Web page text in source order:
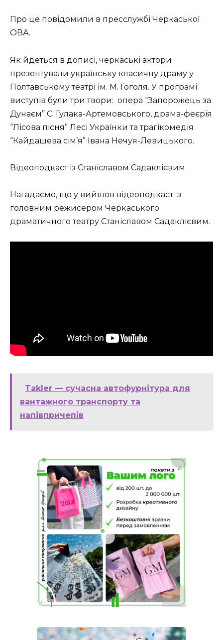
Про це повідомили в пресслужбі Черкаської
ОВА.
Як йдеться в дописі, черкаські актори
презентували українську класичну драму у
Полтавському театрі ім. М. Гоголя. У програмі
виступів були три твори: опера “Запорожець за
Дунаєм” С. Гулака-Артемовського, драма-феєрія
“Лісова пісня” Лесі Українки та трагікомедія
“Кайдашева сім’я” Івана Нечуя-Левицького.
Відеоподкаст із Станіславом Садаклієвим
Нагадаємо, що у вийшов відеоподкаст з
головним режисером Черкаського
драматичного театру Станіславом Садаклієвим.
Takler — сучасна автофурнітура для
вантажного транспорту та
напівпричепів